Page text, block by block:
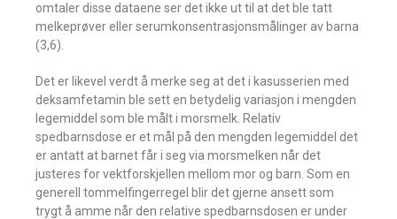
omtaler disse dataene ser det ikke ut til at det ble tatt
melkeprøver eller serumkonsentrasjonsmålinger av barna
(3,6).
Det er likevel verdt å merke seg at det i kasusserien med
deksamfetamin ble sett en betydelig variasjon i mengden
legemiddel som ble målt i morsmelk. Relativ
spedbarnsdose er et mål på den mengden legemiddel det
er antatt at barnet får i seg via morsmelken når det
justeres for vektforskjellen mellom mor og barn. Som en
generell tommelfingerregel blir det gjerne ansett som
trygt å amme når den relative spedbarnsdosen er under